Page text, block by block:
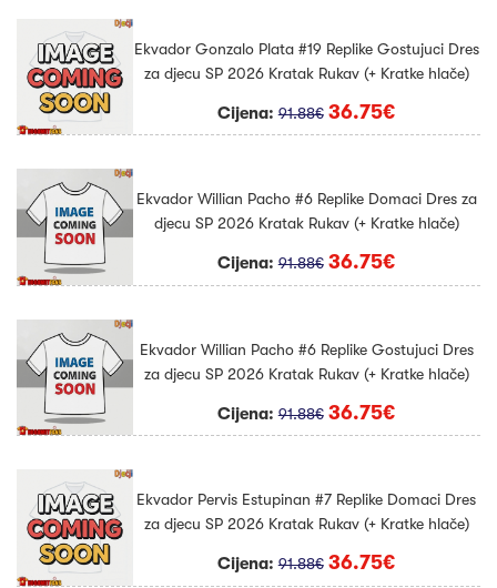
Ekvador Gonzalo Plata #19 Replike Gostujuci Dres
za djecu SP 2026 Kratak Rukav (+ Kratke hlače)
Cijena:91.88€ 36.75€
Ekvador Willian Pacho #6 Replike Domaci Dres za
djecu SP 2026 Kratak Rukav (+ Kratke hlače)
Cijena:91.88€ 36.75€
Ekvador Willian Pacho #6 Replike Gostujuci Dres
za djecu SP 2026 Kratak Rukav (+ Kratke hlače)
Cijena:91.88€ 36.75€
Ekvador Pervis Estupinan #7 Replike Domaci Dres
za djecu SP 2026 Kratak Rukav (+ Kratke hlače)
Cijena:91.88€ 36.75€